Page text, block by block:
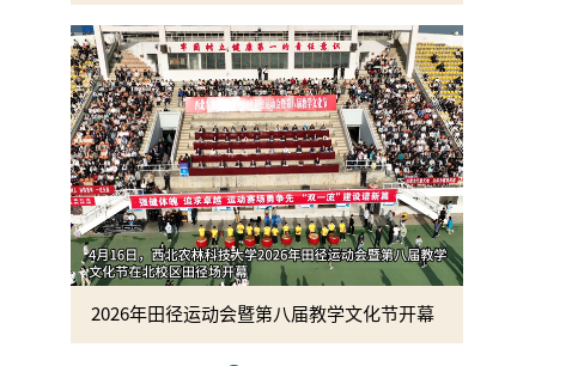
2026年田径运动会暨第八届教学文化节开幕